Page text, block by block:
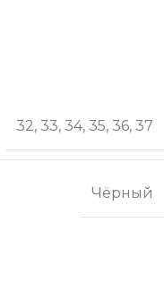
32, 33, 34, 35, 36, 37
Чёрный